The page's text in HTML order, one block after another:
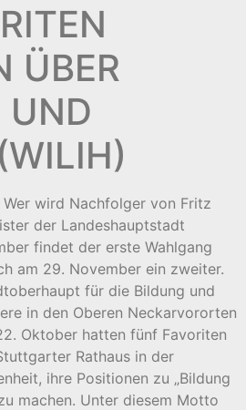
ÜBER
UND
Wer wird Nachfolger von Fritz
der Landeshauptstadt
findet der erste Wahlgang
am 29. November ein zweiter.
für die Bildung und
in den Oberen Neckarvororten
Oktober hatten fünf Favoriten
Rathaus in der
ihre Positionen zu „Bildung
machen. Unter diesem Motto